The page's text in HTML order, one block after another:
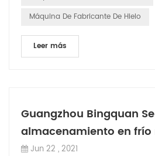
Máquina De Fabricante De Hielo
Leer más
Guangzhou Bingquan
almacenamiento en frío
Jun 22 , 2021